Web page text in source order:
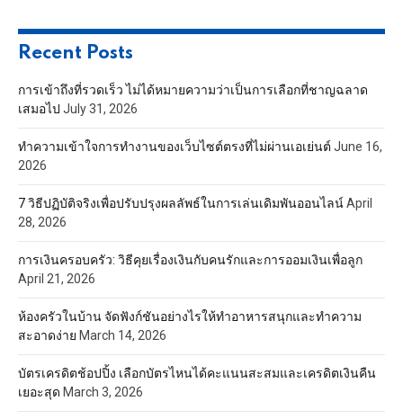
Recent Posts
การเข้าถึงที่รวดเร็ว ไม่ได้หมายความว่าเป็นการเลือกที่ชาญฉลาด
เสมอไป July 31, 2026
ทำความเข้าใจการทำงานของเว็บไซต์ตรงที่ไม่ผ่านเอเย่นต์ June 16,
2026
7 วิธีปฏิบัติจริงเพื่อปรับปรุงผลลัพธ์ในการเล่นเดิมพันออนไลน์April
28, 2026
การเงินครอบครัว: วิธีคุยเรื่องเงินกับคนรักและการออมเงินเพื่อลูก
April 21, 2026
ห้องครัวในบ้าน จัดฟังก์ชันอย่างไรให้ทำอาหารสนุกและทำความ
สะอาดง่าย March 14, 2026
บัตรเครดิตช้อปปิ้ง เลือกบัตรไหนได้คะแนนสะสมและเครดิตเงินคืน
เยอะสุด March 3, 2026